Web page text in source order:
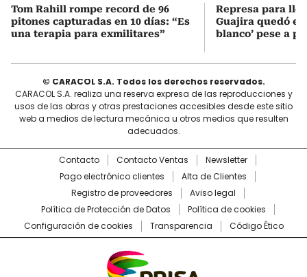
Tom Rahill rompe record de 96
pitones capturadas en 10 días: “Es
una terapia para exmilitares”
Represa para
Guajira quedó en
blanco’ pese a
© CARACOL S.A. Todos los derechos reservados.
CARACOL S.A. realiza una reserva expresa de las reproducciones y
usos de las obras y otras prestaciones accesibles desde este sitio
web a medios de lectura mecánica u otros medios que resulten
adecuados.
Contacto Contacto Ventas
Newsletter
Pago electrónico clientes
Alta de Clientes
Registro de proveedores
Aviso legal
Política de Protección de Datos
Política de cookies
Configuración de cookies
Transparencia Código Ético